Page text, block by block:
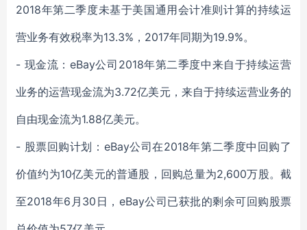
2018年第二季度未基于美国通用会计准则计算的持续运
营业务有效税率为13.3%，2017年同期为19.9%。
- 现金流：eBay公司2018年第二季度中来自于持续运营
业务的运营现金流为3.72亿美元，来自于持续运营业务的
自由现金流为1.88亿美元。
- 股票回购计划：eBay公司在2018年第二季度中回购了
价值约为10亿美元的普通股，回购总量为2,600万股。截
至2018年6月30日，eBay公司已获批的剩余可回购股票